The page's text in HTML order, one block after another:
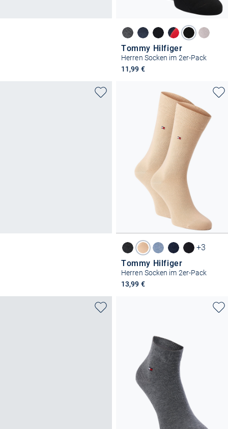
Tommy Hilfiger
Herren Socken im 2er-Pack
11,99 €
+3
Tommy Hilfiger
Herren Socken im 2er-Pack
13,99 €